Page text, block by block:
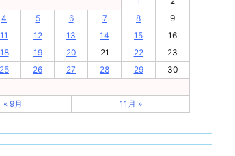
4 5 6 7 8
9
11 12 13 14 15
16
18 19 20 21 22
23
25 26 27 28 29
30
« 9月
11月 »